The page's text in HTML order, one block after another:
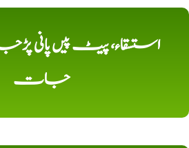
استسقاء، پیٹ پیں پانی
جات